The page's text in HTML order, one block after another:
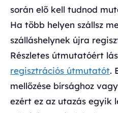
során elő kell tudnod
Ha több helyen szállsz
szálláshelynek újra
Részletes útmutatóért
regisztrációs útmutatót.
mellőzése bírsághoz
ezért ez az utazás egyik